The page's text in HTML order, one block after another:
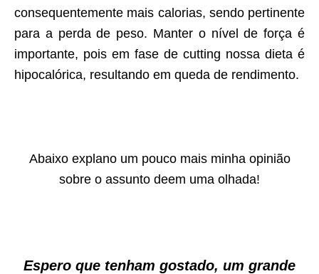
consequentemente mais calorias, sendo pertinente
para a perda de peso. Manter o nível de força é
importante, pois em fase de cutting nossa dieta é
hipocalórica, resultando em queda de rendimento.
Abaixo explano um pouco mais minha opinião
sobre o assunto deem uma olhada!
Espero que tenham gostado, um grande